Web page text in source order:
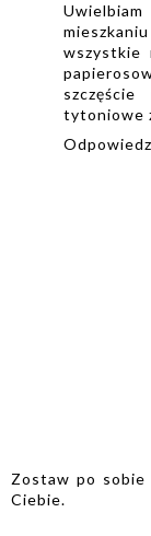
wszystkie
tytoniowe
Odpowiedz
Zostaw po
Ciebie.